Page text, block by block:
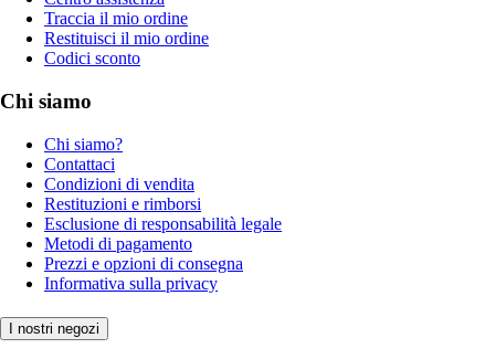
Traccia il mio ordine
Restituisci il mio ordine
Codici sconto
Chi siamo
Chi siamo?
Contattaci
Condizioni di vendita
Restituzioni e rimborsi
Esclusione di responsabilità legale
Metodi di pagamento
Prezzi e opzioni di consegna
Informativa sulla privacy
I nostri negozi